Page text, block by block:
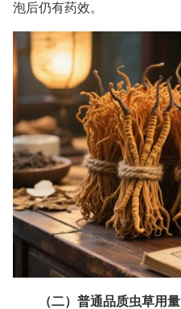
泡后仍有药效。
（二）普通品质虫草用量